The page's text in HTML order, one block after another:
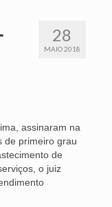
28
MAIO 2018
assinaram na
de primeiro grau
de
o juiz